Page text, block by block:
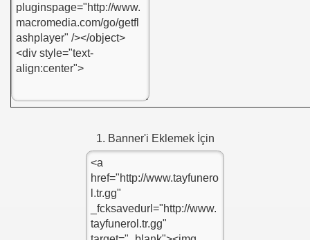
1. Banner'i Eklemek İçin